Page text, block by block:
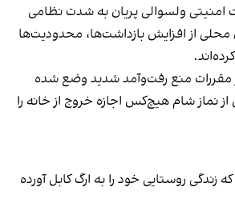
ولسوالی پریان به شدت نظامی
از افزایش بازداشت‌ها، محدودیت‌ها
مقررات منع رفت‌وآمد شدید وضع شده
نماز شام هیچ‌کس اجازه خروج از خانه را